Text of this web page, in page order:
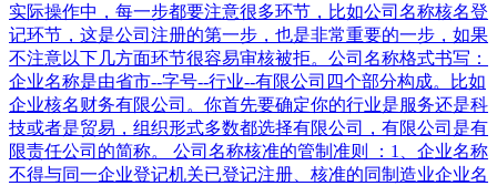
实际操作中，每一步都要注意很多环节，比如公司名称核名登
记环节，这是公司注册的第一步，也是非常重要的一步，如果
不注意以下几方面环节很容易审核被拒。公司名称格式书写：
企业名称是由省市--字号--行业--有限公司四个部分构成。比如
企业核名财务有限公司。你首先要确定你的行业是服务还是科
技或者是贸易，组织形式多数都选择有限公司，有限公司是有
限责任公司的简称。 公司名称核准的管制准则 ：1、企业名称
不得与同一企业登记机关已登记注册、核准的同制造业企业名